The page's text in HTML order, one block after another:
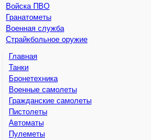
Войска ПВО
Гранатометы
Военная служба
Страйкбольное оружие
Главная
Танки
Бронетехника
Военные самолеты
Гражданские самолеты
Пистолеты
Автоматы
Пулеметы